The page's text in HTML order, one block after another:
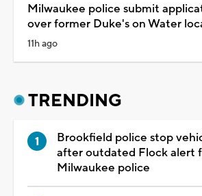
Milwaukee police submit
over former Duke's on Water
11h ago
TRENDING
Brookfield police stop
after outdated Flock alert
Milwaukee police